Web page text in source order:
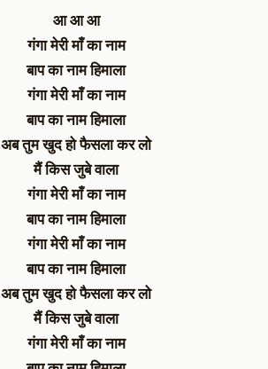
आ आ आ
गंगा मेरी माँ का नाम
बाप का नाम हिमाला
गंगा मेरी माँ का नाम
बाप का नाम हिमाला
अब तुम खुद हो फैसला कर लो
मैं किस जुबे वाला
गंगा मेरी माँ का नाम
बाप का नाम हिमाला
गंगा मेरी माँ का नाम
बाप का नाम हिमाला
अब तुम खुद हो फैसला कर लो
मैं किस जुबे वाला
गंगा मेरी माँ का नाम